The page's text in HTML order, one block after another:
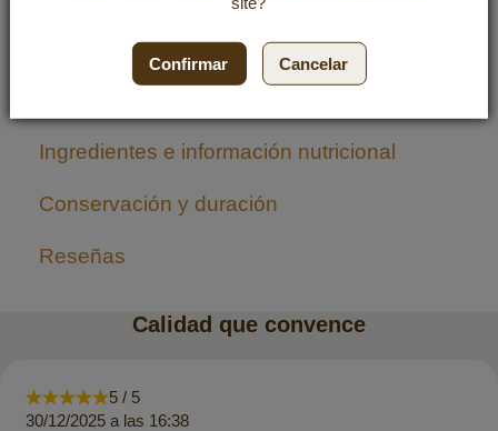
Producción y calidad
Ingredientes e información nutricional
Conservación y duración
Reseñas
Calidad que convence
5 / 5
30/12/2025 a las 16:38
Confirmar Cancelar